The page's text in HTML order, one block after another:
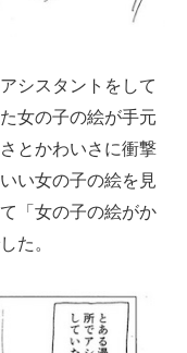
シスタントをして
女の子の絵が手元
とかわいさに衝撃
い女の子の絵を見
「女の子の絵がか
た。